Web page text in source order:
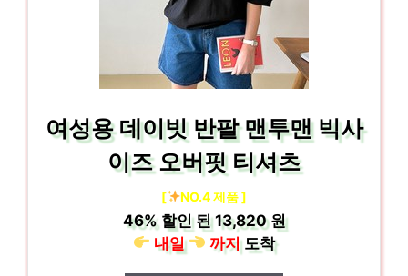
여성용 데이빗 반팔 맨투맨 빅사
이즈 오버핏 티셔츠
[ NO.4 제품 ]
46%할인 된13,820 원
내일
까지도착